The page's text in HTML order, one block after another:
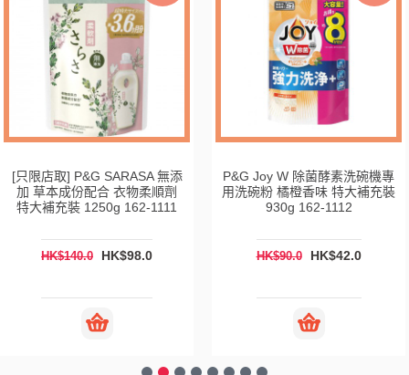
[只限店取] P&G SARASA 無添
加 草本成份配合 衣物柔順劑
特大補充裝 1250g 162-1111
HK$140.0 HK$98.0
P&G Joy W 除菌酵素洗碗機專
用洗碗粉 橘橙香味 特大補充裝
930g 162-1112
HK$90.0 HK$42.0